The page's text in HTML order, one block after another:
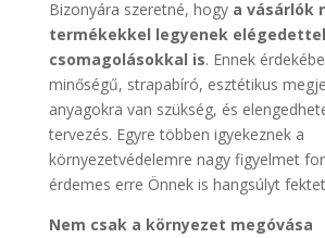
Bizonyára szeretné, hogy a vásárlók
termékekkel legyenek
csomagolásokkal is. Ennek
minőségű, strapabíró, esztétikus
anyagokra van szükség, és
tervezés. Egyre többen igyekeznek a
környezetvédelemre nagy figyelmet
érdemes erre Önnek is hangsúlyt
Nem csak a környezet megóvása